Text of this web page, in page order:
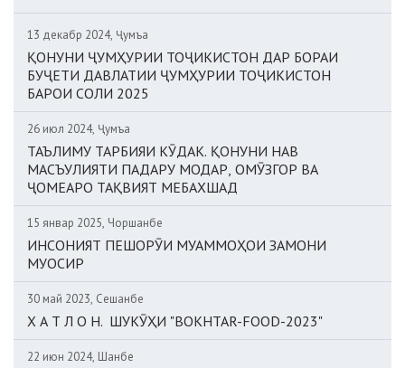
13 декабр 2024, Ҷумъа
ҚОНУНИ ҶУМҲУРИИ ТОҶИКИСТОН ДАР БОРАИ
БУҶЕТИ ДАВЛАТИИ ҶУМҲУРИИ ТОҶИКИСТОН
БАРОИ СОЛИ 2025
26 июл 2024, Ҷумъа
ТАЪЛИМУ ТАРБИЯИ КӮДАК. ҚОНУНИ НАВ
МАСЪУЛИЯТИ ПАДАРУ МОДАР, ОМӮЗГОР ВА
ҶОМЕАРО ТАҚВИЯТ МЕБАХШАД
15 январ 2025, Чоршанбе
ИНСОНИЯТ ПЕШОРӮИ МУАММОҲОИ ЗАМОНИ
МУОСИР
30 май 2023, Сешанбе
Х А Т Л О Н. ШУКӮҲИ "BOKHTAR-FOOD-2023"
22 июн 2024, Шанбе